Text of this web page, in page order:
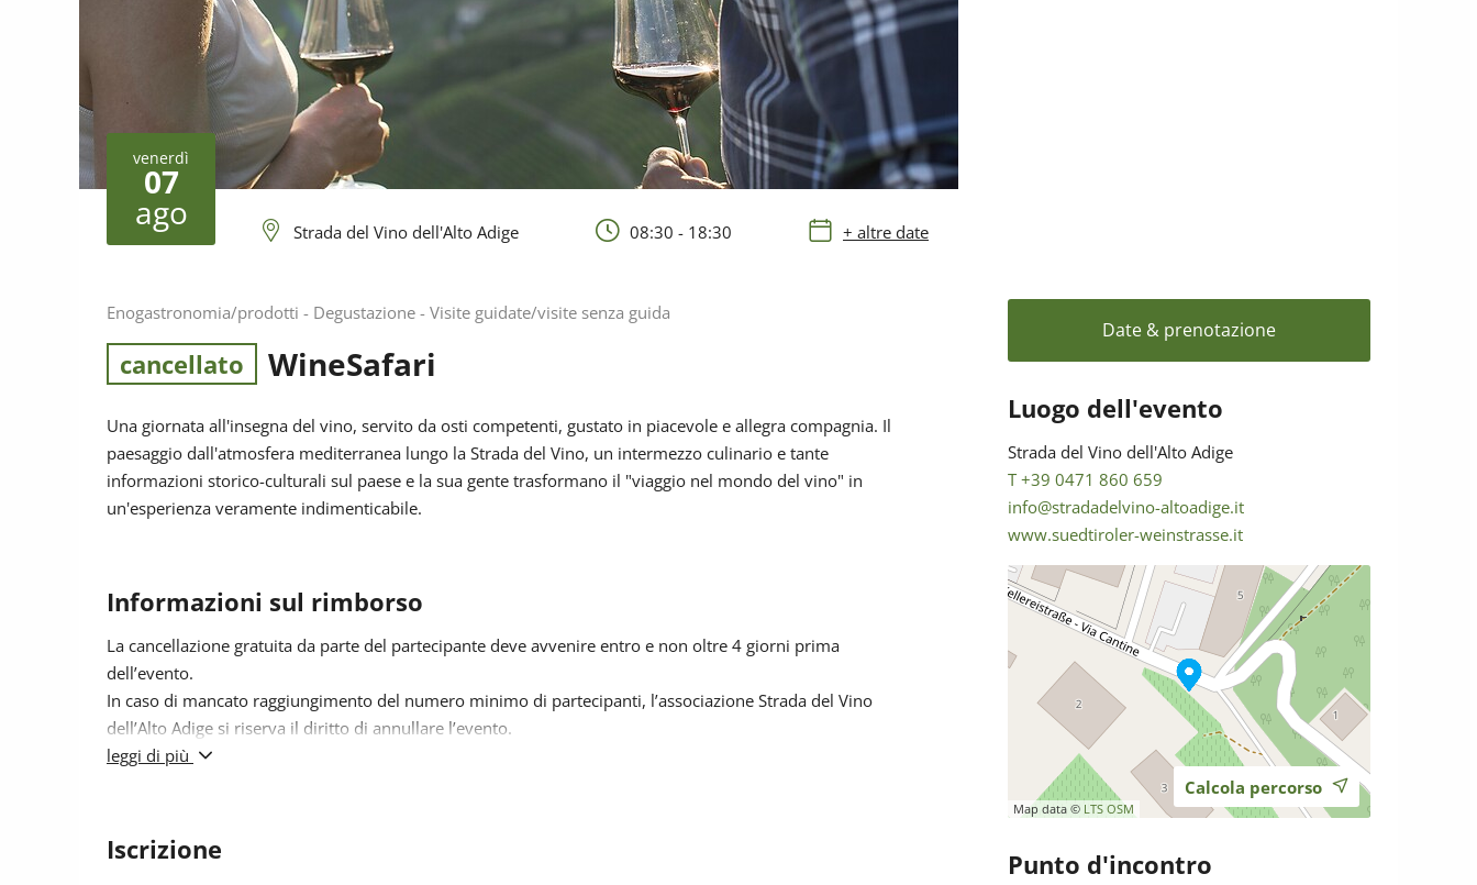
venerdì
07
ago Strada del Vino dell'Alto Adige 08:30 - 18:30 + altre date
Enogastronomia/prodotti - Degustazione - Visite guidate/visite senza guida
cancellato WineSafari
Una giornata all'insegna del vino, servito da osti competenti, gustato in piacevole e allegra compagnia. Il
paesaggio dall'atmosfera mediterranea lungo la Strada del Vino, un intermezzo culinario e tante
informazioni storico-culturali sul paese e la sua gente trasformano il "viaggio nel mondo del vino" in
un'esperienza veramente indimenticabile.
Informazioni sul rimborso
La cancellazione gratuita da parte del partecipante deve avvenire entro e non oltre 4 giorni prima
dell’evento.
In caso di mancato raggiungimento del numero minimo di partecipanti, l’associazione Strada del Vino
dell’Alto Adige si riserva il diritto di annullare l’evento.
leggi di più
Iscrizione
Date & prenotazione
Luogo dell'evento
Strada del Vino dell'Alto Adige
T +39 0471 860 659
info@stradadelvino-altoadige.it
www.suedtiroler-weinstrasse.it
Map data © LTS OSM
Calcola percorso
Punto d'incontro